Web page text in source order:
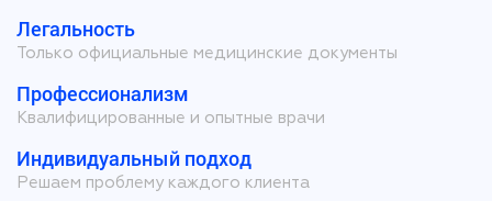
Легальность
Только официальные медицинские документы
Профессионализм
Квалифицированные и опытные врачи
Индивидуальный подход
Решаем проблему каждого клиента